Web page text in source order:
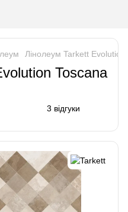
Лінолеум Tarkett
Toscana
3 відгуки